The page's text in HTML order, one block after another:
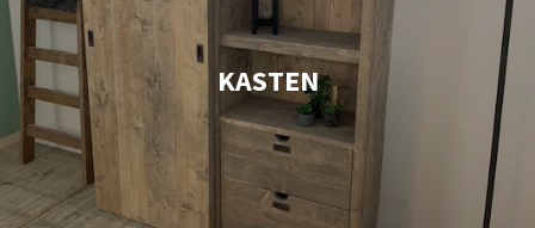
KASTEN